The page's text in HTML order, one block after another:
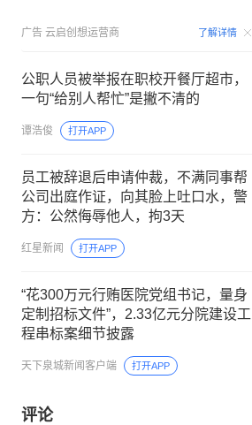
广告 云启创想运营商 了解详情
公职人员被举报在职校开餐厅超市，
一句“给别人帮忙”是撇不清的
谭浩俊 打开APP
员工被辞退后申请仲裁，不满同事帮
公司出庭作证，向其脸上吐口水，警
方：公然侮辱他人，拘3天
红星新闻 打开APP
“花300万元行贿医院党组书记，量身
定制招标文件”，2.33亿元分院建设工
程串标案细节披露
天下泉城新闻客户端 打开APP
评论